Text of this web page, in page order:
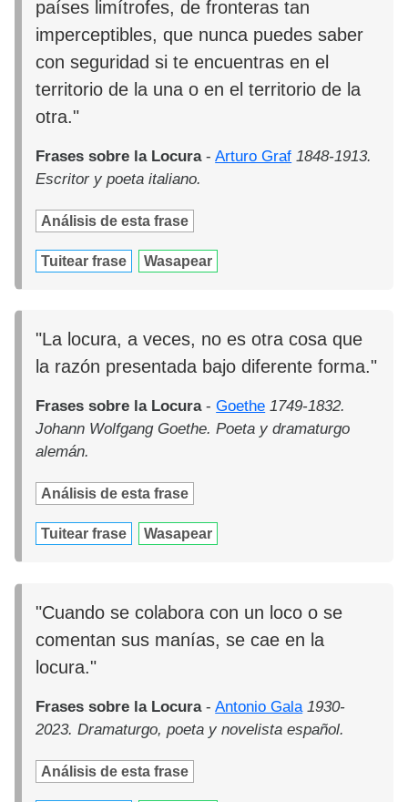
países limítrofes, de fronteras tan
imperceptibles, que nunca puedes saber
con seguridad si te encuentras en el
territorio de la una o en el territorio de la
otra."
Frases sobre la Locura-Arturo Graf 1848-1913.
Escritor y poeta italiano.
Análisis de esta frase
Tuitear frase Wasapear
"La locura, a veces, no es otra cosa que
la razón presentada bajo diferente forma."
Frases sobre la Locura-Goethe 1749-1832.
Johann Wolfgang Goethe. Poeta y dramaturgo
alemán.
Análisis de esta frase
Tuitear frase Wasapear
"Cuando se colabora con un loco o se
comentan sus manías, se cae en la
locura."
Frases sobre la Locura-Antonio Gala 1930-
2023. Dramaturgo, poeta y novelista español.
Análisis de esta frase